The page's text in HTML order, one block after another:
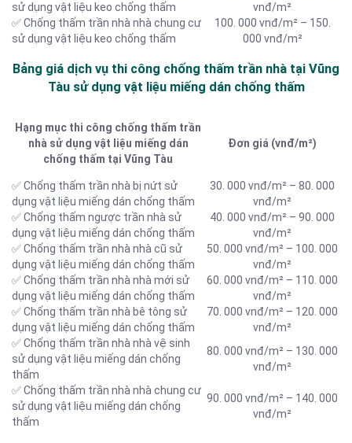
sử dụng vật liệu keo chống thấm
vnđ/m²
✅ Chống thấm trần nhà nhà chung cư
sử dụng vật liệu keo chống thấm
100. 000 vnđ/m² – 150.
000 vnđ/m²
Bảng giá dịch vụ thi công chống thấm trần nhà tại Vũng
Tàu sử dụng vật liệu miếng dán chống thấm
Hạng mục thi công chống thấm trần
nhà sử dụng vật liệu miếng dán
chống thấm tại Vũng Tàu
Đơn giá (vnđ/m²)
✅ Chống thấm trần nhà bị nứt sử
dụng vật liệu miếng dán chống thấm
30. 000 vnđ/m² – 80. 000
vnđ/m²
✅ Chống thấm ngược trần nhà sử
dụng vật liệu miếng dán chống thấm
40. 000 vnđ/m² – 90. 000
vnđ/m²
✅ Chống thấm trần nhà nhà cũ sử
dụng vật liệu miếng dán chống thấm
50. 000 vnđ/m² – 100. 000
vnđ/m²
✅ Chống thấm trần nhà nhà mới sử
dụng vật liệu miếng dán chống thấm
60. 000 vnđ/m² – 110. 000
vnđ/m²
✅ Chống thấm trần nhà bê tông sử
dụng vật liệu miếng dán chống thấm
70. 000 vnđ/m² – 120. 000
vnđ/m²
✅ Chống thấm trần nhà nhà vệ sinh
sử dụng vật liệu miếng dán chống
thấm
80. 000 vnđ/m² – 130. 000
vnđ/m²
✅ Chống thấm trần nhà nhà chung cư
sử dụng vật liệu miếng dán chống
thấm
90. 000 vnđ/m² – 140. 000
vnđ/m²